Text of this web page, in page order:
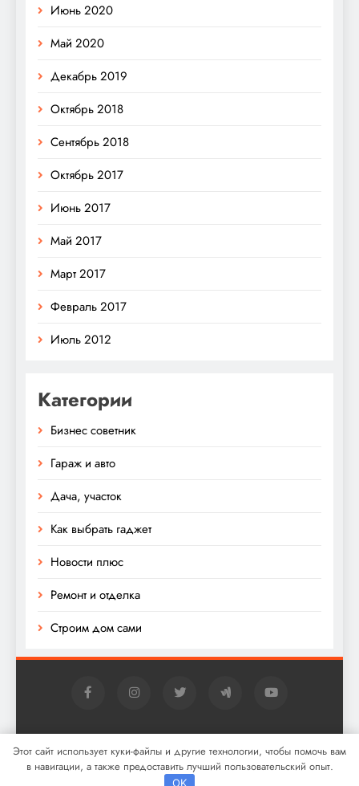
Июнь 2020
Май 2020
Декабрь 2019
Октябрь 2018
Сентябрь 2018
Октябрь 2017
Июнь 2017
Май 2017
Март 2017
Февраль 2017
Июль 2012
Категории
Бизнес советник
Гараж и авто
Дача, участок
Как выбрать гаджет
Новости плюс
Ремонт и отделка
Строим дом сами
Digital Newspaper - многофункциональная тема
WordPress для новостей 2026. Powered By BlazeThemes
Этот сайт использует куки-файлы и другие технологии, чтобы помочь вам
в навигации, а также предоставить лучший пользовательский опыт.
OK